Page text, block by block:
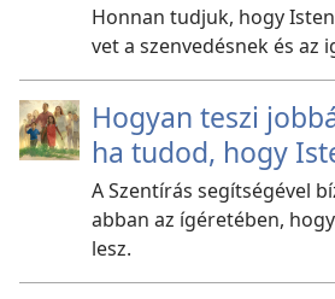
Honnan tudjuk, hogy
vet a szenvedésnek és az
Hogyan teszi
ha tudod, hogy
A Szentírás segítségével
abban az ígéretében,
lesz.